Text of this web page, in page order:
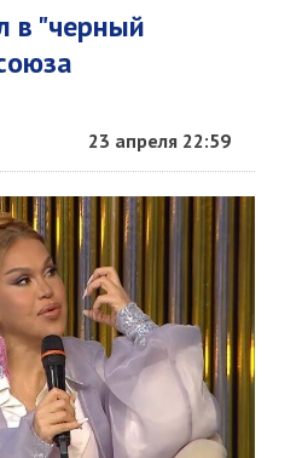
в "черный
23 апреля 22:59